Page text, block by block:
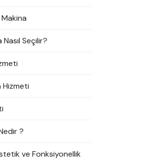
Seçilir?
Hizmeti
?
ve Fonksiyonellik